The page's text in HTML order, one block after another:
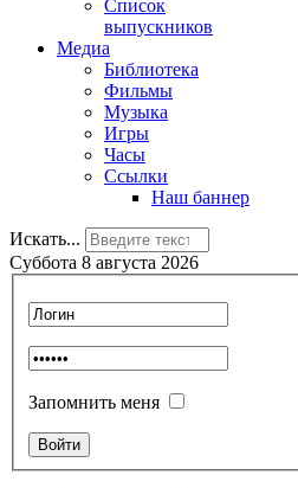
Список
выпускников
Медиа
Библиотека
Фильмы
Музыка
Игры
Часы
Ссылки
Наш баннер
Искать...
Суббота 8 августа 2026
Запомнить меня